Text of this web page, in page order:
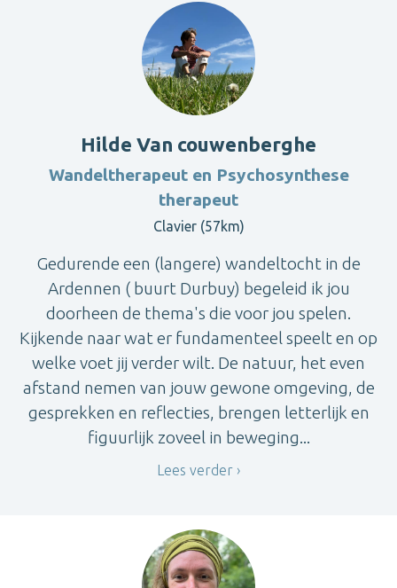
Hilde Van couwenberghe
Wandeltherapeut en Psychosynthese
therapeut
Clavier (57km)
Gedurende een (langere) wandeltocht in de
Ardennen ( buurt Durbuy) begeleid ik jou
doorheen de thema's die voor jou spelen.
Kijkende naar wat er fundamenteel speelt en op
welke voet jij verder wilt. De natuur, het even
afstand nemen van jouw gewone omgeving, de
gesprekken en reflecties, brengen letterlijk en
figuurlijk zoveel in beweging...
Lees verder